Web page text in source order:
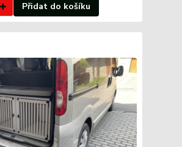
Přidat do košíku